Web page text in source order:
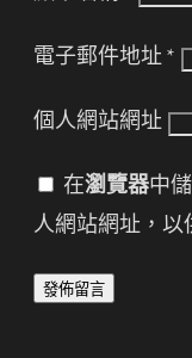
電子郵件地址 *
個人網站網址
在瀏覽器中
人網站網址，以